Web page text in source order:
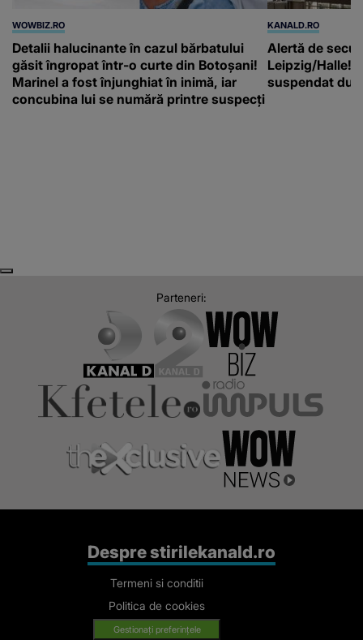
WOWBIZ.RO
Detalii halucinante în cazul bărbatului
găsit îngropat într-o curte din Botoșani!
Marinel a fost înjunghiat în inimă, iar
concubina lui se numără printre suspecți
KANALD.RO
Alertă de
Leipzig/Halle!
suspendat
Parteneri:
Despre stirilekanald.ro
Termeni si conditii
Politica de cookies
Gestionați preferințele